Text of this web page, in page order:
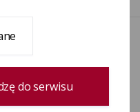
komunikaty
Wybory”
do serwisu